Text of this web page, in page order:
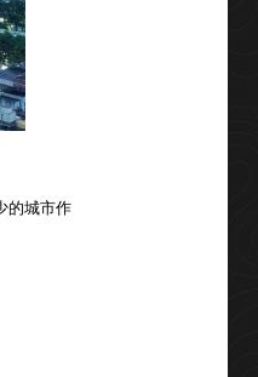
的城市作